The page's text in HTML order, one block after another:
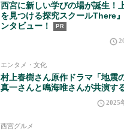
西宮に新しい学びの場が誕生！
を見つける探究スクールThere
ンタビュー！
PR
エンタメ・文化
村上春樹さん原作ドラマ「地
真一さんと鳴海唯さんが共演す
2025
西宮グルメ